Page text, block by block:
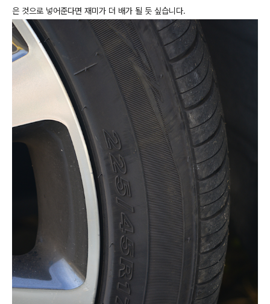
은 것으로 넣어준다면 재미가 더 배가 될 듯 싶습니다.